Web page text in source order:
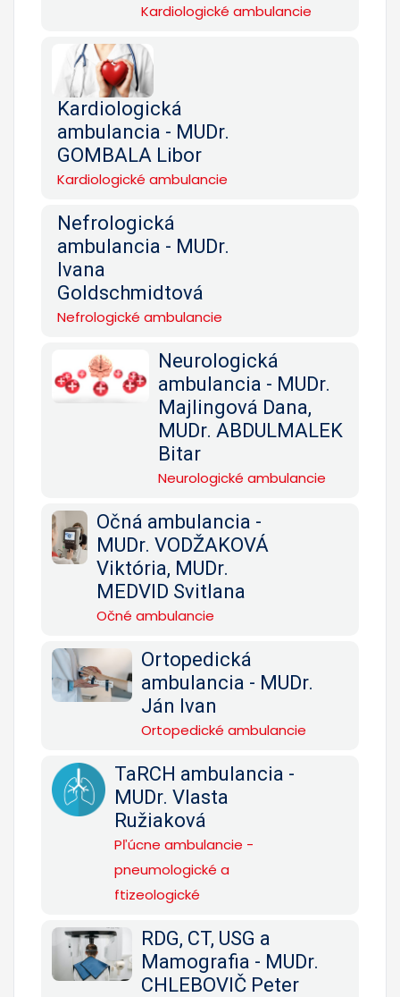
Kardiologické ambulancie
Kardiologická
ambulancia - MUDr.
GOMBALA Libor
Kardiologické ambulancie
Nefrologická
ambulancia - MUDr.
Ivana
Goldschmidtová
Nefrologické ambulancie
Neurologická
ambulancia - MUDr.
Majlingová Dana,
MUDr. ABDULMALEK
Bitar
Neurologické ambulancie
Očná ambulancia -
MUDr. VODŽAKOVÁ
Viktória, MUDr.
MEDVID Svitlana
Očné ambulancie
Ortopedická
ambulancia - MUDr.
Ján Ivan
Ortopedické ambulancie
TaRCH ambulancia -
MUDr. Vlasta
Ružiaková
Pľúcne ambulancie -
pneumologické a
ftizeologické
RDG, CT, USG a
Mamografia - MUDr.
CHLEBOVIČ Peter